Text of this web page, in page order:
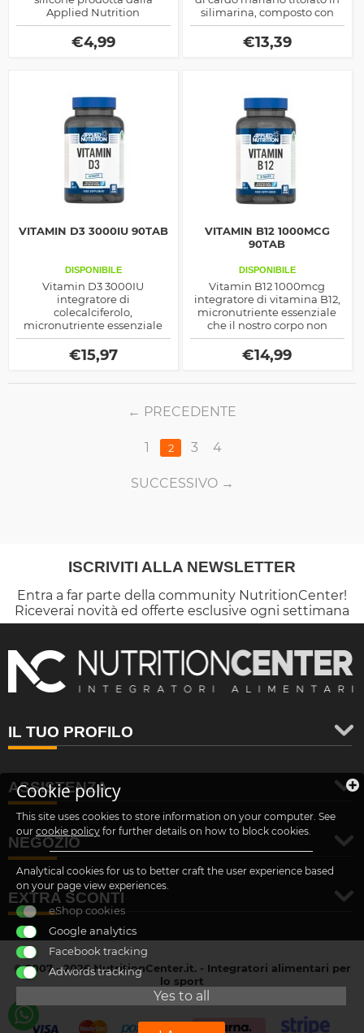
Applied Nutrition
€4,99
silimarina, composto con
note proprietà protettive nei
confronti del fegato, ideale
come salutistico
€13,39
VITAMIN D3 3000IU 90TAB
DISPONIBILE
Vitamin D3 3000IU
integratore di
colecalciferolo,
micronutriente essenziale
che si occupa di
determinare l'assorbimento
del calcio ed anche un
€15,97
VITAMIN B12 1000MCG
90TAB
DISPONIBILE
Vitamin B12 1000mcg
integratore di vitamina B12,
micronutriente essenziale
che il nostro corpo non
produce autonomamente e
che pertanto deve essere
assunto con la dieta e/o gli
€14,99
PRECEDENTE
1 2 3 4
SUCCESSIVO
ISCRIVITI ALLA NEWSLETTER
Entra a far parte della community NutritionCenter!
Riceverai novità ed offerte esclusive ogni settimana
IL TUO PROFILO
ASSISTENZA
NEGOZIO
EXTRA SCONTI
© 2007 - 2026 NutritionCenter.it. - Integratori alimentari per
lo sport
customer@nutritioncenter.it
Cookie policy
This site uses cookies to store information on your computer. See
our cookie policy for further details on how to block cookies.
Analytical cookies for us to better craft the user experience based
on your page view experiences.
eShop cookies
Google analytics
Facebook tracking
Adwords tracking
Yes to all